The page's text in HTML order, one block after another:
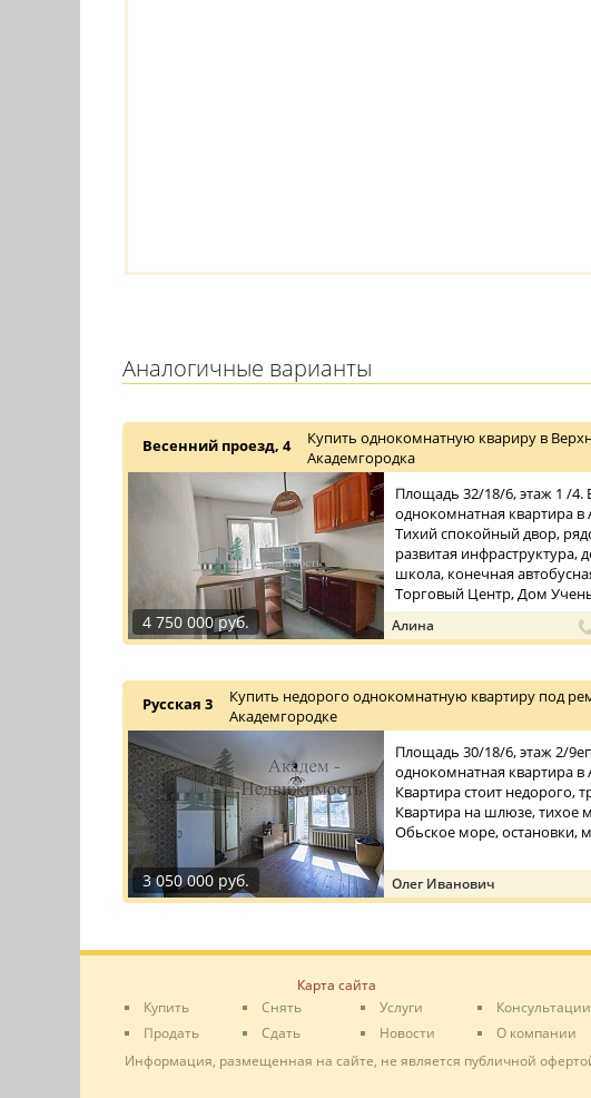
Аналогичные варианты
Весенний проезд, 4
Купить однокомнатную квариру в
Академгородка
4 750 000 руб.
Площадь 32/18/6, этаж 1 /4.
однокомнатная квартира в
Тихий спокойный двор,
развитая инфраструктура,
школа, конечная
Торговый Центр, Дом
Алина
Русская 3
Купить недорого однокомнатную квартиру под
Академгородке
3 050 000 руб.
Площадь 30/18/6, этаж 2/
однокомнатная квартира в
Квартира стоит недорого,
Квартира на шлюзе, тихое
Обьское море, остановки,
Олег Иванович
Карта сайта
Купить
Продать
Снять
Сдать
Услуги
Новости
Консультации
О компании
Информация, размещенная на сайте, не является публичной